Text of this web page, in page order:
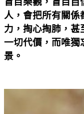
人，會把所有關係
力，掏心掏肺，甚
一切代價，而唯獨
景。